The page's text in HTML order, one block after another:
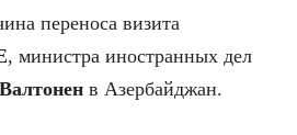
переноса визита
, министра иностранных дел
в Азербайджан.